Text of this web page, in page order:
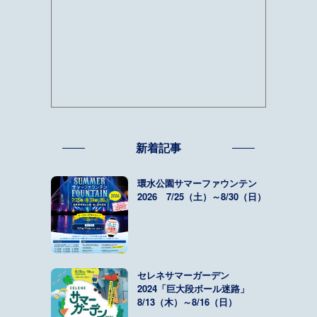
新着記事
環水公園サマーファウンテン
2026 7/25（土）～8/30（日）
セレネサマーガーデン
2024「巨大段ボール迷路」
8/13（木）～8/16（日）